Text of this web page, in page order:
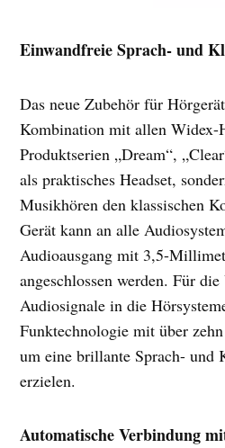
Einwandfreie Sprach- und
Das neue Zubehör für
Kombination mit allen Widex-
Produktserien „Dream“,
als praktisches Headset,
Musikhören den klassischen
Gerät kann an alle
Audioausgang mit 3,5-
angeschlossen werden. Für
Audiosignale in die
Funktechnologie mit über
um eine brillante Sprach- und
erzielen.
Automatische Verbindung